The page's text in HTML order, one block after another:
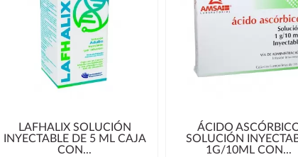
LAFHALIX SOLUCIÓN
INYECTABLE DE 5 ML CAJA
CON...
ÁCIDO
SOLUCIÓN
1G/10ML CON...